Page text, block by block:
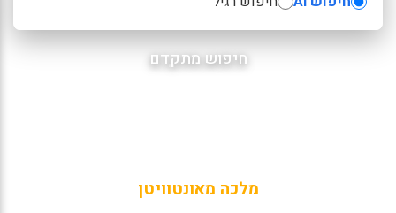
חיפוש מתקדם
מלכה מאונטוויטן